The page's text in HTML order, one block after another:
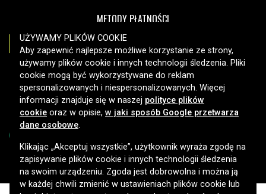
METODY PŁATNOŚCI
OPCJE DOSTAWY
Copyright © 2026, Spares Nordic AB
UŻYWAMY PLIKÓW COOKIE
Aby zapewnić najlepsze możliwe korzystanie ze strony,
używamy plików cookie i innych technologii śledzenia. Pliki
cookie mogą być wykorzystywane do reklam
spersonalizowanych i niespersonalizowanych. Więcej
informacji znajduje się w naszej polityce plików
cookie oraz w opisie, w jaki sposób Google przetwarza
dane osobowe.
Klikając „Akceptuj wszystkie”, użytkownik wyraża zgodę na
zapisywanie plików cookie i innych technologii śledzenia
na swoim urządzeniu. Zgoda jest dobrowolna i można ją
w każdej chwili zmienić w ustawieniach plików cookie lub